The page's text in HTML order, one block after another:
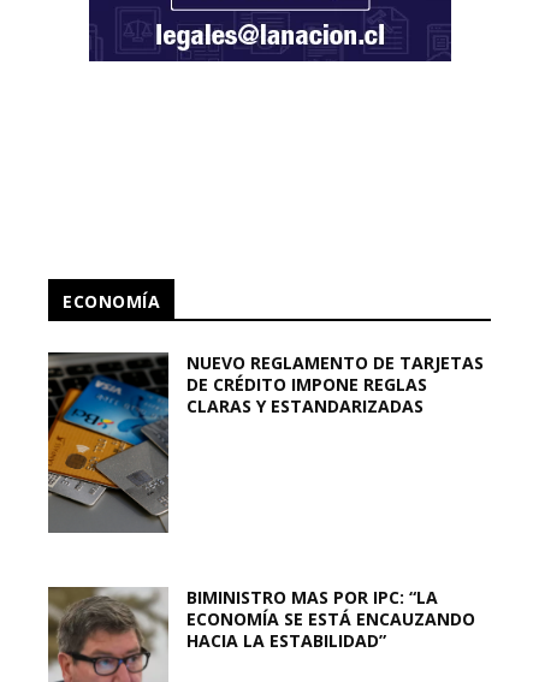
ECONOMÍA
NUEVO REGLAMENTO DE TARJETAS
DE CRÉDITO IMPONE REGLAS
CLARAS Y ESTANDARIZADAS
BIMINISTRO MAS POR IPC: “LA
ECONOMÍA SE ESTÁ ENCAUZANDO
HACIA LA ESTABILIDAD”